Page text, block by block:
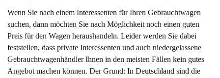
Wenn Sie nach einem Interessenten für Ihren Gebrauchtwagen
suchen, dann möchten Sie nach Möglichkeit noch einen guten
Preis für den Wagen heraushandeln. Leider werden Sie dabei
feststellen, dass private Interessenten und auch niedergelassene
Gebrauchtwagenhändler Ihnen in den meisten Fällen kein gutes
Angebot machen können. Der Grund: In Deutschland sind die